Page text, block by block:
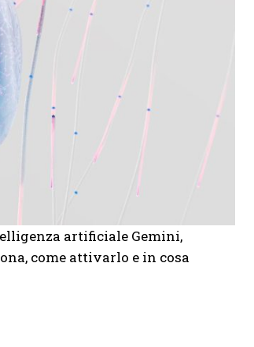
artificiale Gemini,
come attivarlo e in cosa